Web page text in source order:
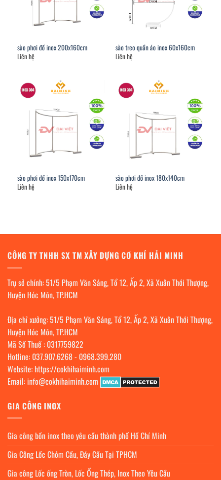
sào phơi đồ inox 200x160cm
Liên hệ
sào treo quần áo inox 60x160cm
Liên hệ
sào phơi đồ inox 150x170cm
Liên hệ
sào phơi đồ inox 180x140cm
Liên hệ
CÔNG TY TNHH SX TM XÂY DỰNG CƠ KHÍ HẢI MINH
Trụ sở chính: 51/5 Phạm Văn Sáng, Tổ 12, Ấp 2, Xã Xuân Thới Thượng,
Huyện Hóc Môn, TP.HCM
Địa chỉ xưởng: 51/5 Phạm Văn Sáng, Tổ 12, Ấp 2, Xã Xuân Thới Thượng,
Huyện Hóc Môn, TP.HCM
Mã Số Thuế : 0317759822
Hotline: 037.907.6268- 0968.399.280
Website: https://cokhihaiminh.com
Email: info@cokhihaiminh.com
GIA CÔNG INOX
Gia công bồn inox theo yêu cầu thành phố Hồ Chí Minh
Gia Công Lốc Chỏm Cầu, Đáy Cầu Tại TPHCM
Gia công Lốc ống Tròn, Lốc Ống Thép, Inox Theo Yêu Cầu